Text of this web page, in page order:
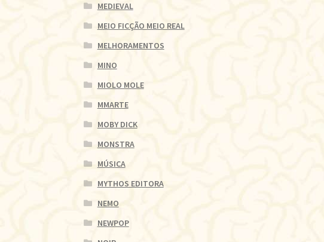
MEDIEVAL
MEIO FICÇÃO MEIO REAL
MELHORAMENTOS
MINO
MIOLO MOLE
MMARTE
MOBY DICK
MONSTRA
MÚSICA
MYTHOS EDITORA
NEMO
NEWPOP